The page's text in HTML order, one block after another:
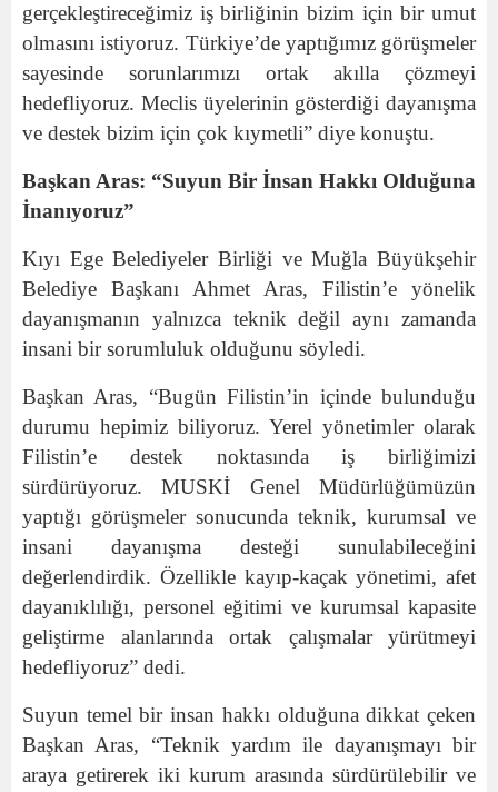
gerçekleştireceğimiz iş birliğinin bizim için bir umut
olmasını istiyoruz. Türkiye’de yaptığımız görüşmeler
sayesinde sorunlarımızı ortak akılla çözmeyi
hedefliyoruz. Meclis üyelerinin gösterdiği dayanışma
ve destek bizim için çok kıymetli” diye konuştu.
Başkan Aras: “Suyun Bir İnsan Hakkı Olduğuna
İnanıyoruz”
Kıyı Ege Belediyeler Birliği ve Muğla Büyükşehir
Belediye Başkanı Ahmet Aras, Filistin’e yönelik
dayanışmanın yalnızca teknik değil aynı zamanda
insani bir sorumluluk olduğunu söyledi.
Başkan Aras, “Bugün Filistin’in içinde bulunduğu
durumu hepimiz biliyoruz. Yerel yönetimler olarak
Filistin’e destek noktasında iş birliğimizi
sürdürüyoruz. MUSKİ Genel Müdürlüğümüzün
yaptığı görüşmeler sonucunda teknik, kurumsal ve
insani dayanışma desteği sunulabileceğini
değerlendirdik. Özellikle kayıp-kaçak yönetimi, afet
dayanıklılığı, personel eğitimi ve kurumsal kapasite
geliştirme alanlarında ortak çalışmalar yürütmeyi
hedefliyoruz” dedi.
Suyun temel bir insan hakkı olduğuna dikkat çeken
Başkan Aras, “Teknik yardım ile dayanışmayı bir
araya getirerek iki kurum arasında sürdürülebilir ve